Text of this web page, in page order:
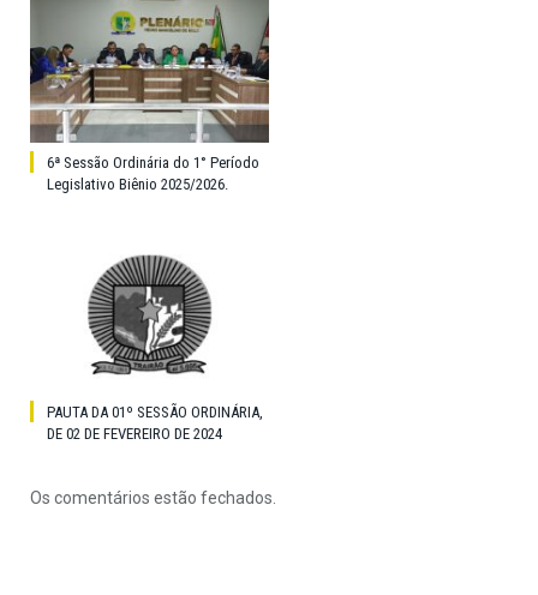
6ª Sessão Ordinária do 1° Período
Legislativo Biênio 2025/2026.
PAUTA DA 01º SESSÃO ORDINÁRIA,
DE 02 DE FEVEREIRO DE 2024
Os comentários estão fechados.